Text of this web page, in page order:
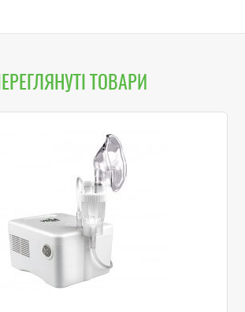
ПЕРЕГЛЯНУТІ ТОВАРИ